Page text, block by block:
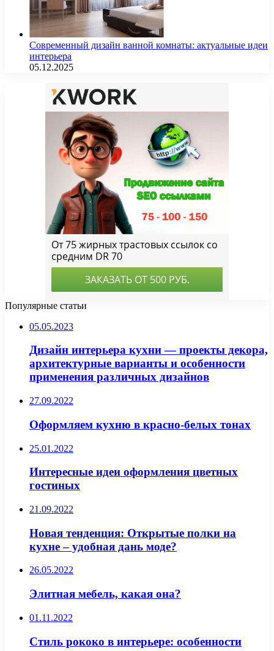
Современный дизайн ванной комнаты: актуальные идеи
интерьера
05.12.2025
Популярные статьи
05.05.2023
Дизайн интерьера кухни — проекты декора,
архитектурные варианты и особенности
применения различных дизайнов
27.09.2022
Оформляем кухню в красно-белых тонах
25.01.2022
Интересные идеи оформления цветных
гостиных
21.09.2022
Новая тенденция: Открытые полки на
кухне – удобная дань моде?
26.05.2022
Элитная мебель, какая она?
01.11.2022
Стиль рококо в интерьере: особенности